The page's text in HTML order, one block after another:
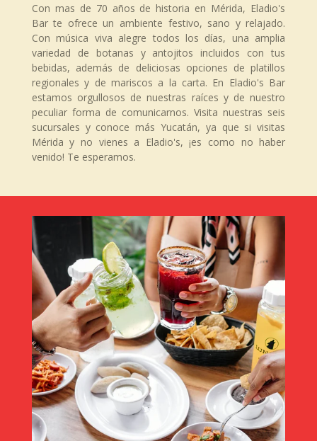
Con mas de 70 años de historia en Mérida, Eladio's
Bar te ofrece un ambiente festivo, sano y relajado.
Con música viva alegre todos los días, una amplia
variedad de botanas y antojitos incluidos con tus
bebidas, además de deliciosas opciones de platillos
regionales y de mariscos a la carta. En Eladio's Bar
estamos orgullosos de nuestras raíces y de nuestro
peculiar forma de comunicarnos. Visita nuestras seis
sucursales y conoce más Yucatán, ya que si visitas
Mérida y no vienes a Eladio's, ¡es como no haber
venido! Te esperamos.